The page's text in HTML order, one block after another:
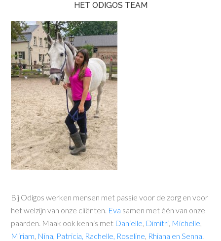
HET ODIGOS TEAM
Bij Odigos werken mensen met passie voor de zorg en voor
het welzijn van onze cliënten. Eva samen met één van onze
paarden. Maak ook kennis met Danielle, Dimitri, Michelle,
Miriam, Nina, Patricia, Rachelle, Roseline, Rhiana en Senna.